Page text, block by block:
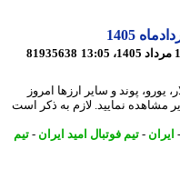
81935638
پوند و سایر ارزها امروز
زیر مشاهده نمایید. لازم به ذکر است
- تیم فوتبال امید ایران -
تیم